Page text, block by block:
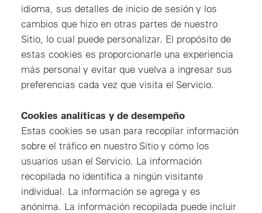
idioma, sus detalles de inicio de sesión y los
cambios que hizo en otras partes de nuestro
Sitio, lo cual puede personalizar. El propósito de
estas cookies es proporcionarle una experiencia
más personal y evitar que vuelva a ingresar sus
preferencias cada vez que visita el Servicio.
Cookies analíticas y de desempeño
Estas cookies se usan para recopilar información
sobre el tráfico en nuestro Sitio y cómo los
usuarios usan el Servicio. La información
recopilada no identifica a ningún visitante
individual. La información se agrega y es
anónima. La información recopilada puede incluir